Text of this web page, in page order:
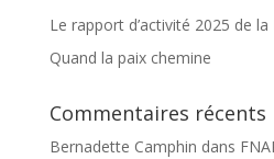
Le rapport d’activité 2025 de la
Quand la paix chemine
Commentaires récents
Bernadette Camphin dans